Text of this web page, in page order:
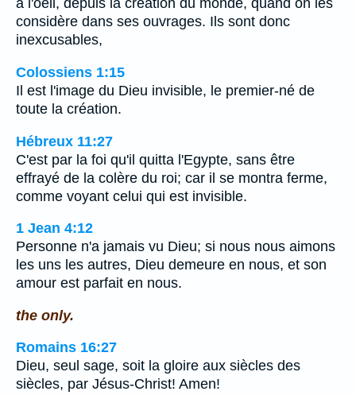
à l'oeil, depuis la création du monde, quand on les
considère dans ses ouvrages. Ils sont donc
inexcusables,
Colossiens 1:15
Il est l'image du Dieu invisible, le premier-né de
toute la création.
Hébreux 11:27
C'est par la foi qu'il quitta l'Egypte, sans être
effrayé de la colère du roi; car il se montra ferme,
comme voyant celui qui est invisible.
1 Jean 4:12
Personne n'a jamais vu Dieu; si nous nous aimons
les uns les autres, Dieu demeure en nous, et son
amour est parfait en nous.
the only.
Romains 16:27
Dieu, seul sage, soit la gloire aux siècles des
siècles, par Jésus-Christ! Amen!